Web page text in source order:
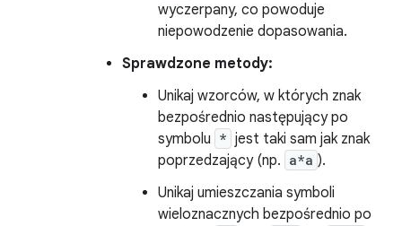
wyczerpany, co powoduje
niepowodzenie dopasowania.
Sprawdzone metody:
Unikaj wzorców, w których znak
bezpośrednio następujący po
symbolu * jest taki sam jak znak
poprzedzający (np. a*a ).
Unikaj umieszczania symboli
wieloznacznych bezpośrednio po